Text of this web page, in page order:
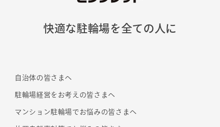
快適な駐輪場を全ての人に
自治体の皆さまへ
駐輪場経営をお考えの皆さまへ
マンション駐輪場でお悩みの皆さまへ